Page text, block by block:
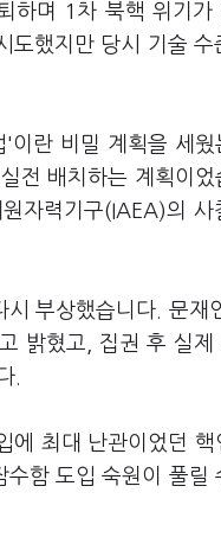
하며 1차 북핵 위기가
도했지만 당시 기술 수
란 비밀 계획을 세웠
전 배치하는 계획이었
자력기구(IAEA)의 사
부상했습니다. 문재
밝혔고, 집권 후 실제
.
에 최대 난관이었던 핵
함 도입 숙원이 풀릴